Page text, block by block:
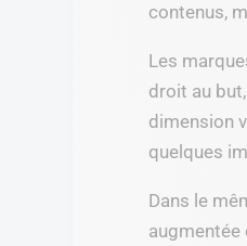
contenus,
Les
droit au
dimension
quelques
Dans le
augmentée